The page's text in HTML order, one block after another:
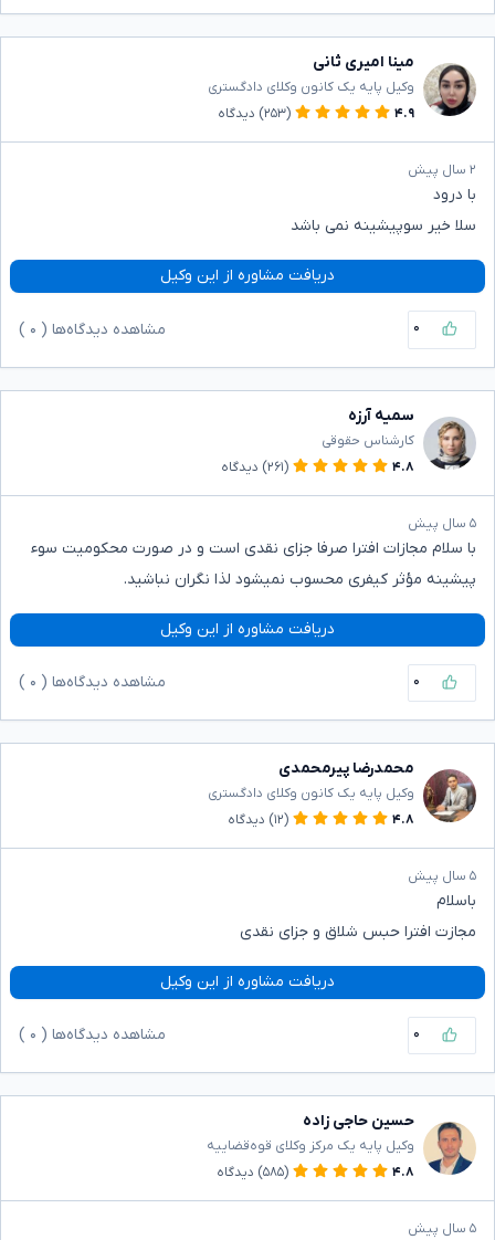
مینا امیری ثانی
وکیل پایه یک کانون وکلای دادگستری
۴.۹
(۲۵۳) دیدگاه
۲ سال پیش
با درود
سلا خیر سوپیشینه نمی باشد
دریافت مشاوره از این وکیل
۰ مشاهده دیدگاه‌ها ( ۰
سمیه آرزه
کارشناس حقوقی
۴.۸
(۲۶۱) دیدگاه
۵ سال پیش
با سلام مجازات افترا صرفا جزای نقدی است و در صورت محکومیت سوء
پیشینه مؤثر کیفری محسوب نمیشود لذا نگران نباشید.
دریافت مشاوره از این وکیل
۰ مشاهده دیدگاه‌ها ( ۰
محمدرضا پیرمحمدی
وکیل پایه یک کانون وکلای دادگستری
۴.۸
(۱۲) دیدگاه
۵ سال پیش
باسلام
مجازت افترا حبس شلاق و جزای نقدی
دریافت مشاوره از این وکیل
۰ مشاهده دیدگاه‌ها ( ۰
حسین حاجی زاده
وکیل پایه یک مرکز وکلای قوه‌قضاییه
۴.۸
(۵۸۵) دیدگاه
۵ سال پیش